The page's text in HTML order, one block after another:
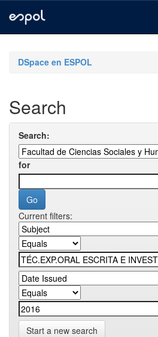
navigationDSpace en ESPOL
Search
Search:
for
Current filters:
Start a new search